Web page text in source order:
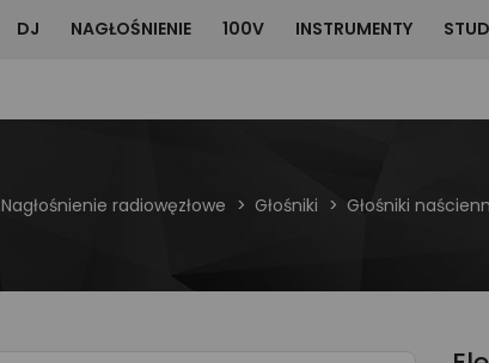
DJ NAGŁOŚNIENIE 100V INSTRUMENTY
Nagłośnienie radiowęzłowe Głośniki Głośniki